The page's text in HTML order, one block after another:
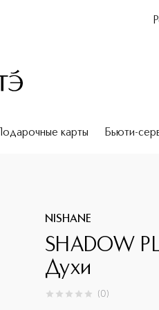
Подарочные карты Бьюти-
NISHANE
SHADOW
Духи
0из 0 (0)